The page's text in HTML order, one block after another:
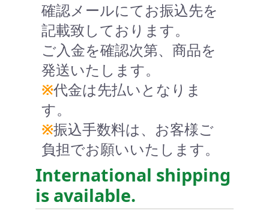
確認メールにてお振込先を
記載致しております。
ご入金を確認次第、商品を
発送いたします。
※代金は先払いとなりま
す。
※振込手数料は、お客様ご
負担でお願いいたします。
International shipping
is available.